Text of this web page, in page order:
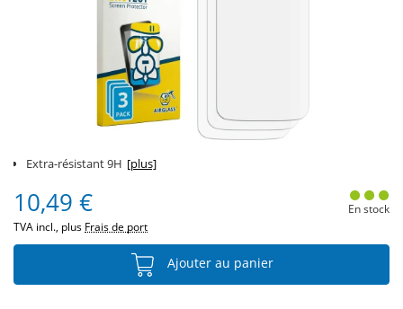
Extra-résistant 9H [plus]
10,49 €
TVA incl., plus Frais de port
En stock
Ajouter au panier